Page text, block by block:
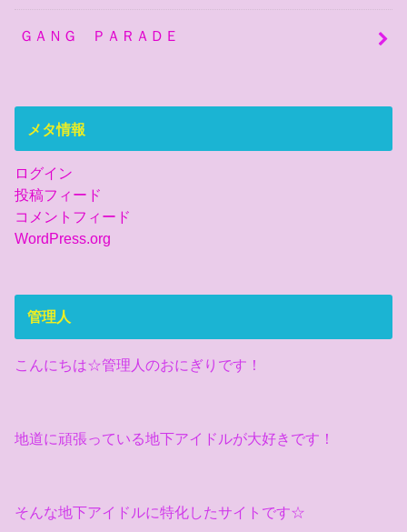
ＧＡＮＧ ＰＡＲＡＤＥ
メタ情報
ログイン
投稿フィード
コメントフィード
WordPress.org
管理人
こんにちは☆管理人のおにぎりです！
地道に頑張っている地下アイドルが大好きです！
そんな地下アイドルに特化したサイトです☆